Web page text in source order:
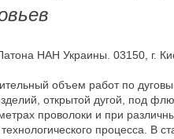
НАН Украины. 03150, г.
объем работ по
открытой дугой, под
проволоки и при
процесса. В